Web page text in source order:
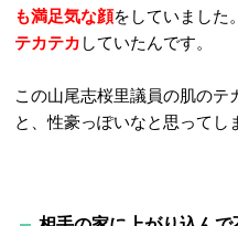
も満足気な顔をしていました
テカテカ していたんです。
この山尾志桜里議員の肌のテ
と、性豪っぽいなと思ってし